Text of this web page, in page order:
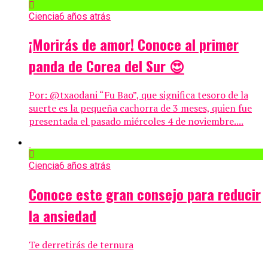
Ciencia6 años atrás
¡Morirás de amor! Conoce al primer
panda de Corea del Sur 😍
Por: @txaodani “Fu Bao”, que significa tesoro de la
suerte es la pequeña cachorra de 3 meses, quien fue
presentada el pasado miércoles 4 de noviembre....
Ciencia6 años atrás
Conoce este gran consejo para reducir
la ansiedad
Te derretirás de ternura